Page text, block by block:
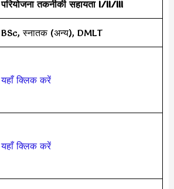
परियोजना तकनीकी सहायता I/II/III
BSc, स्नातक (अन्य), DMLT
यहाँ क्लिक करें
यहाँ क्लिक करें